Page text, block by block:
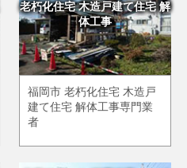
老朽化住宅 木造戸建て住宅 解
体工事
福岡市 老朽化住宅 木造戸
建て住宅 解体工事専門業
者